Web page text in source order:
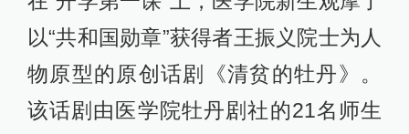
以“共和国勋章”获得者王振义院士为人
物原型的原创话剧《清贫的牡丹》。
该话剧由医学院牡丹剧社的21名师生